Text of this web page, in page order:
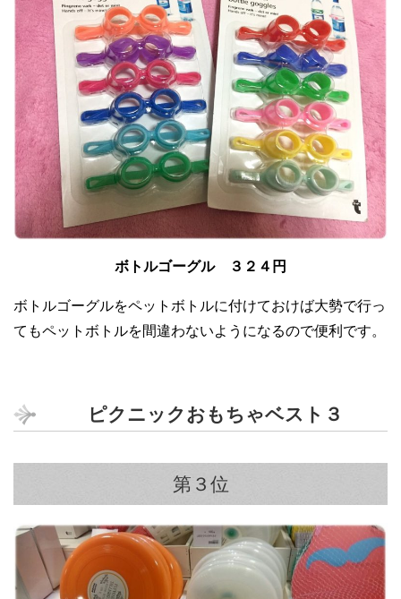
ボトルゴーグル ３２４円
ボトルゴーグルをペットボトルに付けておけば大勢で行っ
てもペットボトルを間違わないようになるので便利です。
ピクニックおもちゃベスト３
第３位